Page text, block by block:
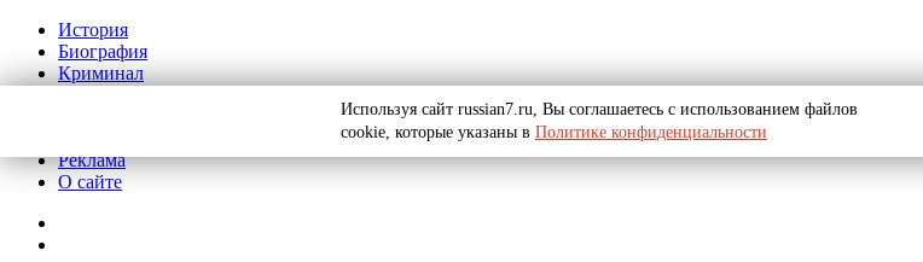
История
Биография
Криминал
Реклама
О сайте
Используя сайт russian7.ru, Вы соглашаетесь с использованием файлов
cookie, которые указаны в Политике конфиденциальности